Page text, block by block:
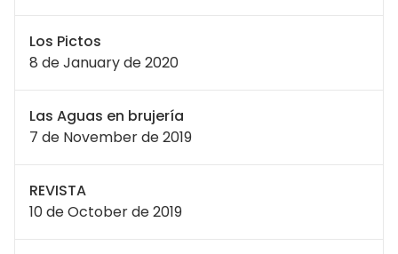
Los Pictos
8 de January de 2020
Las Aguas en brujería
7 de November de 2019
REVISTA
10 de October de 2019